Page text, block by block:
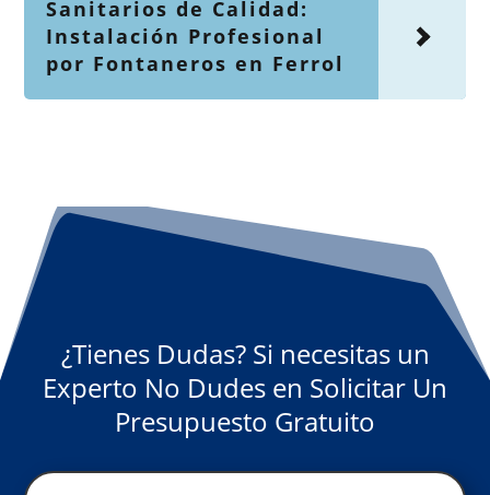
Sanitarios de Calidad:
Instalación Profesional
por Fontaneros en Ferrol
¿Tienes Dudas? Si necesitas un
Experto No Dudes en Solicitar Un
Presupuesto Gratuito